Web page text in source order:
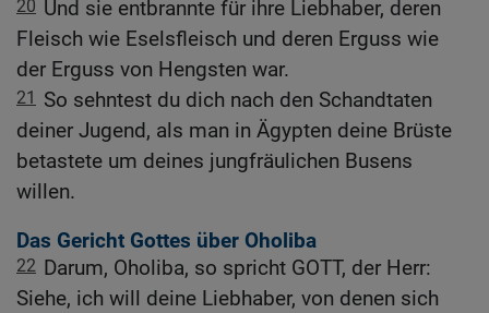
20 Und sie entbrannte für ihre Liebhaber, deren
Fleisch wie Eselsfleisch und deren Erguss wie
der Erguss von Hengsten war.
21
So sehntest du dich nach den Schandtaten
deiner Jugend, als man in Ägypten deine Brüste
betastete um deines jungfräulichen Busens
willen.
Das Gericht Gottes über Oholiba
22 Darum, Oholiba, so spricht GOTT, der Herr:
Siehe, ich will deine Liebhaber, von denen sich